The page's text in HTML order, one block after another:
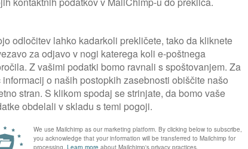
0
zelenjavnega